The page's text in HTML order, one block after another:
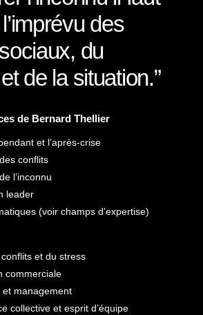
des
du
de la situation.”
de Bernard Thellier
et l’après-crise
conflits
l’inconnu
leader
(voir champs d'expertise)
et du stress
commerciale
et management
collective et esprit d’équipe